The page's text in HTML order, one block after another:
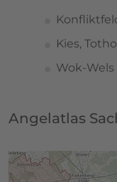
Kies,
Wok-
Angelatlas